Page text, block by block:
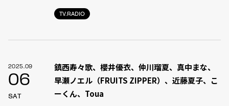
TV.RADIO
2025.09
06
SAT
鎮西寿々歌、櫻井優衣、仲川瑠夏、真中まな、
早瀬ノエル（FRUITS ZIPPER）、近藤夏子、こ
ーくん、Toua